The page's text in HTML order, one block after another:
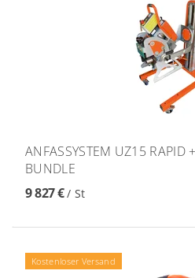
ANFASSYSTEM UZ15 RAPID
BUNDLE
9 827 €/ St
Kostenloser Versand